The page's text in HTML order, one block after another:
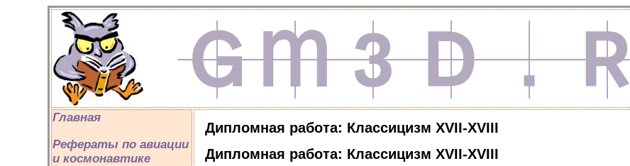
Главная
Рефераты по авиации
и космонавтике
Дипломная работа: Классицизм XVII-XVIII
Дипломная работа: Классицизм XVII-XVIII